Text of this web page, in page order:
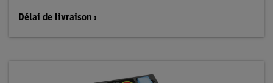
Délai de livraison :